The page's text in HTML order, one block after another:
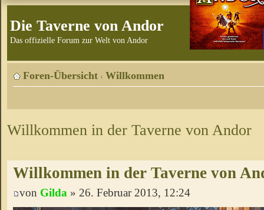
Die Taverne von Andor
Das offizielle Forum zur Welt von Andor
Foren-Übersicht ‹ Willkommen
Willkommen in der Taverne von Andor
Willkommen in der Taverne von
von Gilda » 26. Februar 2013, 12:24